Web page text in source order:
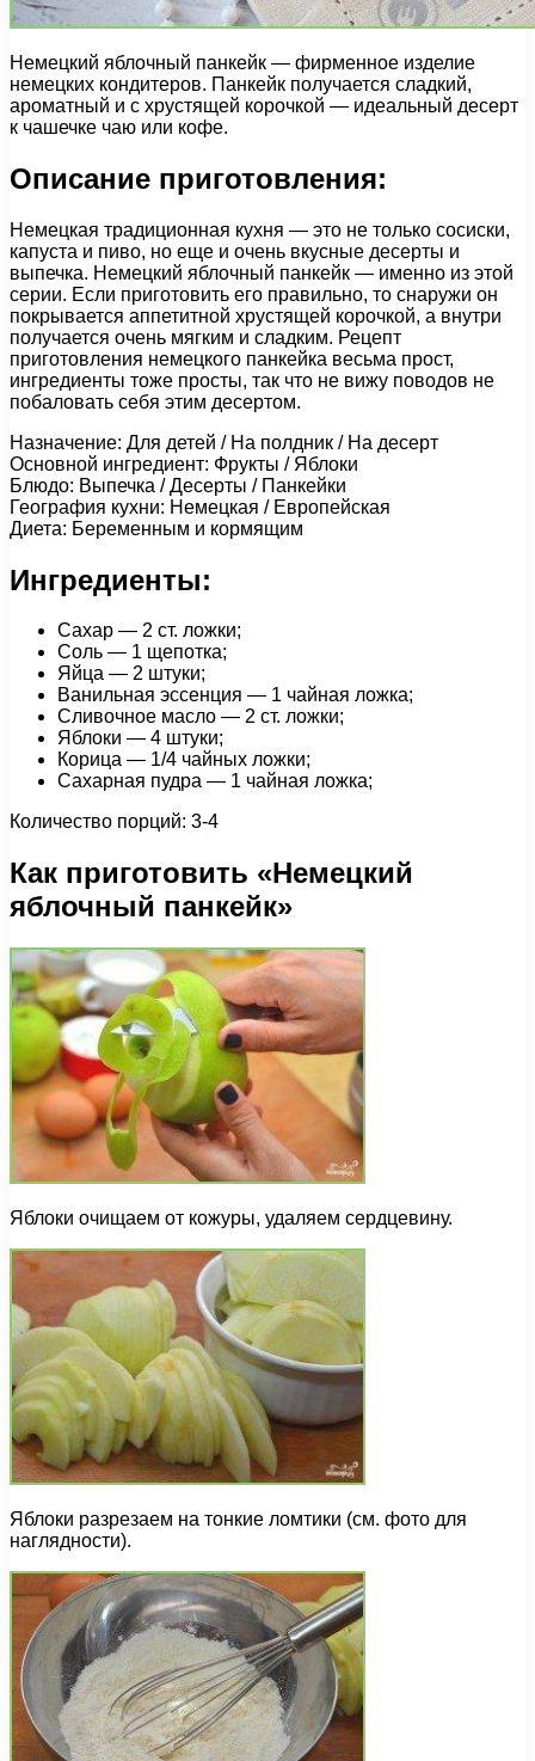
Немецкий яблочный панкейк — фирменное изделие
немецких кондитеров. Панкейк получается сладкий,
ароматный и с хрустящей корочкой — идеальный десерт
к чашечке чаю или кофе.
Описание приготовления:
Немецкая традиционная кухня — это не только сосиски,
капуста и пиво, но еще и очень вкусные десерты и
выпечка. Немецкий яблочный панкейк — именно из этой
серии. Если приготовить его правильно, то снаружи он
покрывается аппетитной хрустящей корочкой, а внутри
получается очень мягким и сладким. Рецепт
приготовления немецкого панкейка весьма прост,
ингредиенты тоже просты, так что не вижу поводов не
побаловать себя этим десертом.
Назначение: Для детей / На полдник / На десерт
Основной ингредиент: Фрукты / Яблоки
Блюдо: Выпечка / Десерты / Панкейки
География кухни: Немецкая / Европейская
Диета: Беременным и кормящим
Ингредиенты:
Сахар — 2 ст. ложки;
Соль — 1 щепотка;
Яйца — 2 штуки;
Ванильная эссенция — 1 чайная ложка;
Сливочное масло — 2 ст. ложки;
Яблоки — 4 штуки;
Корица — 1/4 чайных ложки;
Сахарная пудра — 1 чайная ложка;
Количество порций: 3-4
Как приготовить «Немецкий
яблочный панкейк»
Яблоки очищаем от кожуры, удаляем сердцевину.
Яблоки разрезаем на тонкие ломтики (см. фото для
наглядности).